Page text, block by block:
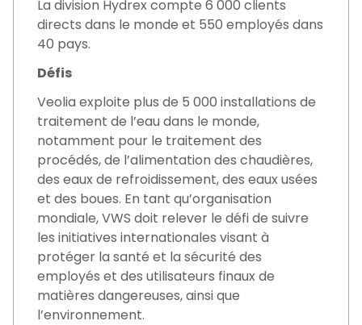
La division Hydrex compte 6 000 clients
directs dans le monde et 550 employés dans
40 pays.
Défis
Veolia exploite plus de 5 000 installations de
traitement de l’eau dans le monde,
notamment pour le traitement des
procédés, de l’alimentation des chaudières,
des eaux de refroidissement, des eaux usées
et des boues. En tant qu’organisation
mondiale, VWS doit relever le défi de suivre
les initiatives internationales visant à
protéger la santé et la sécurité des
employés et des utilisateurs finaux de
matières dangereuses, ainsi que
l’environnement.